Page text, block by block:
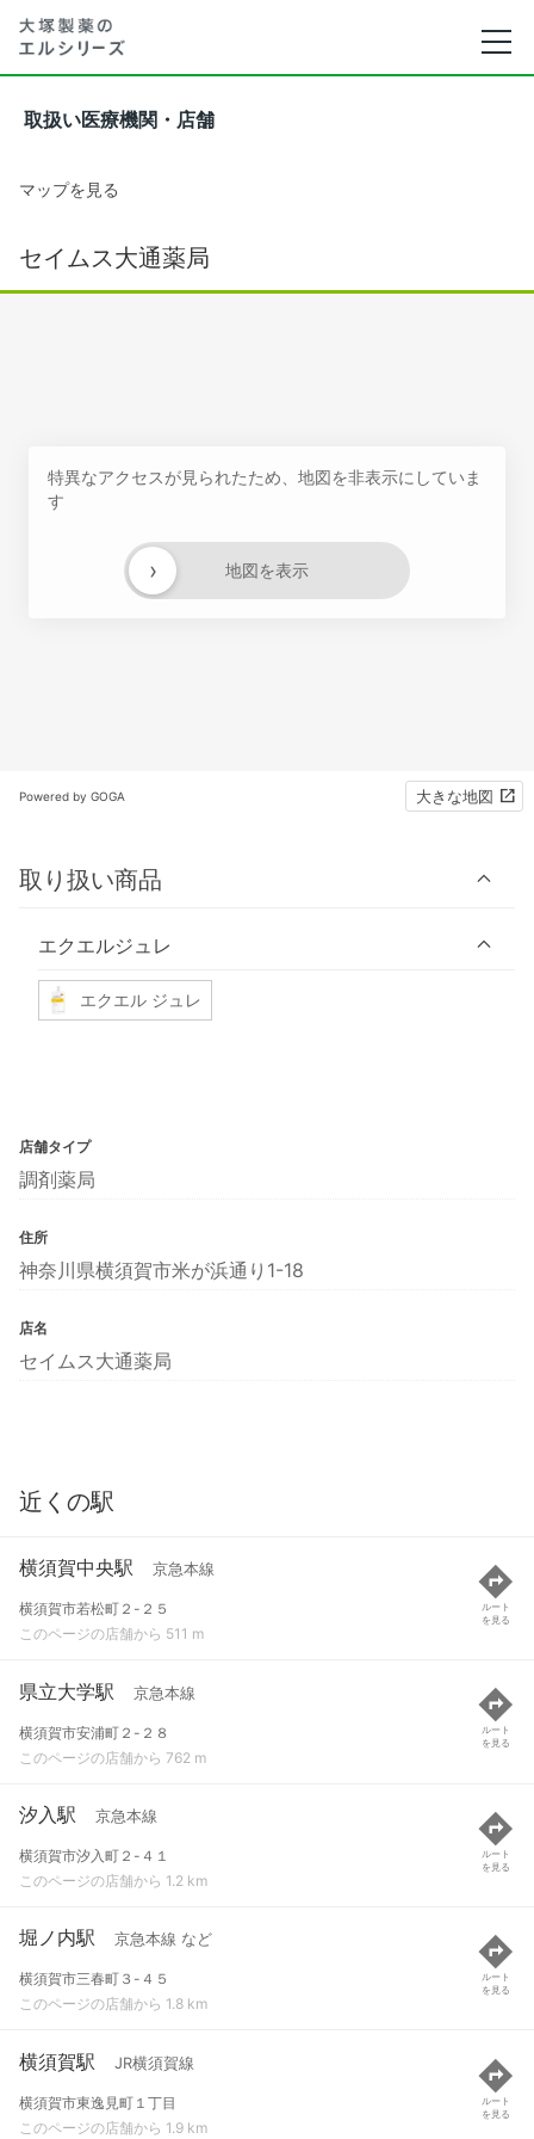
取扱い医療機関・店舗
マップを見る
セイムス大通薬局
特異なアクセスが見られたため、地図を非表示にしていま
す
地図を表示
›
Powered by GOGA 大きな地図
取り扱い商品
エクエルジュレ
エクエル ジュレ
店舗タイプ
調剤薬局
住所
神奈川県横須賀市米が浜通り1-18
店名
セイムス大通薬局
近くの駅
横須賀中央駅 京急本線
横須賀市若松町２-２５
このページの店舗から 511 m
ルート
を見る
県立大学駅 京急本線
横須賀市安浦町２-２８
このページの店舗から 762 m
ルート
を見る
汐入駅 京急本線
横須賀市汐入町２-４１
このページの店舗から 1.2 km
ルート
を見る
堀ノ内駅 京急本線 など
横須賀市三春町３-４５
このページの店舗から 1.8 km
ルート
を見る
横須賀駅 JR横須賀線
横須賀市東逸見町１丁目
このページの店舗から 1.9 km
ルート
を見る